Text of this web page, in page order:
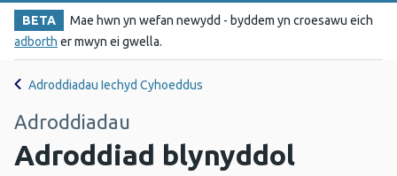
BETA
Mae hwn yn wefan newydd - byddem yn croesawu eich
adborth er mwyn ei gwella.
Adroddiadau Iechyd Cyhoeddus
Adroddiadau
Adroddiad blynyddol